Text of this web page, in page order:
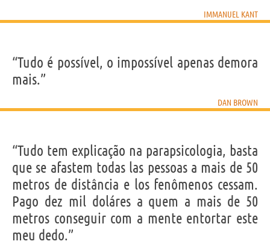
IMMANUEL KANT
“Tudo é possível, o impossível apenas demora
mais.”
DAN BROWN
“Tudo tem explicação na parapsicologia, basta
que se afastem todas las pessoas a mais de 50
metros de distância e los fenômenos cessam.
Pago dez mil doláres a quem a mais de 50
metros conseguir com a mente entortar este
meu dedo.”